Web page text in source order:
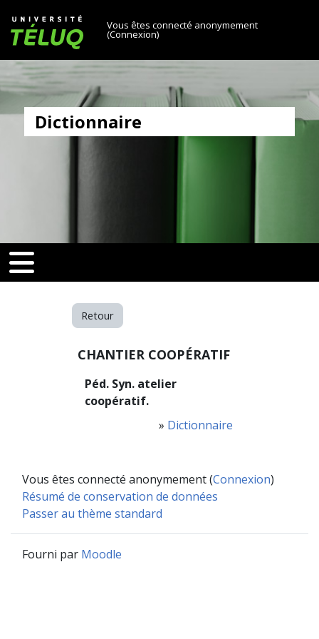
Université TÉLUQ
Vous êtes connecté anonymement
(Connexion)
Dictionnaire
[[nav-toggle]]
toggle]]
Retour
CHANTIER COOPÉRATIF
Péd. Syn. atelier
coopératif.
» Dictionnaire
Vous êtes connecté anonymement (Connexion)
Résumé de conservation de données
Passer au thème standard
Fourni par Moodle